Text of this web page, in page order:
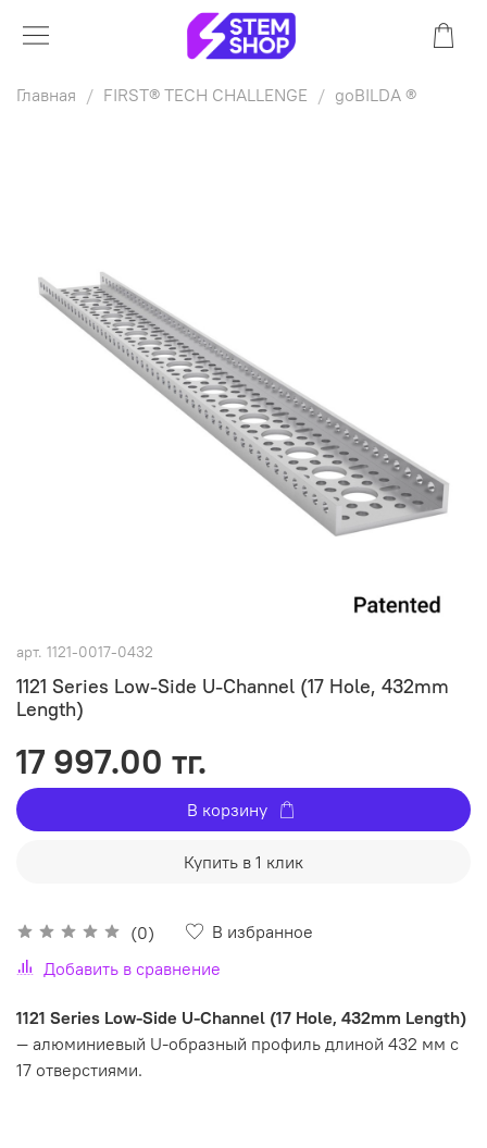
Главная FIRST® TECH CHALLENGE goBILDA ®
арт. 1121-0017-0432
1121 Series Low-Side U-Channel (17 Hole, 432mm
Length)
(0)
В избранное
Добавить в сравнение
17 997.00 тг.
В корзину
Купить в 1 клик
1121 Series Low-Side U-Channel (17 Hole, 432mm Length)
— алюминиевый U-образный профиль длиной 432 мм с
17 отверстиями.